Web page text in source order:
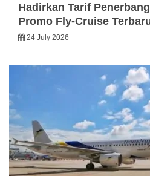
Hadirkan Tarif
Promo Fly-Cruise
24 July 2026